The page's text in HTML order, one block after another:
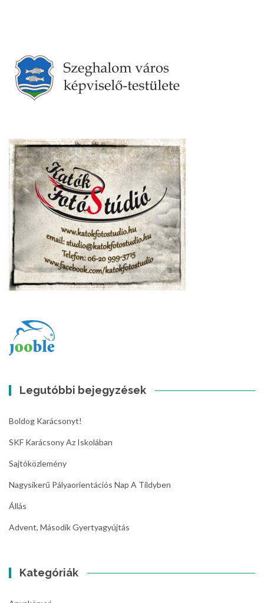
Legutóbbi bejegyzések
Boldog Karácsonyt!
SKF Karácsony Az Iskolában
Sajtóközlemény
Nagysikerű Pályaorientációs Nap A Tildyben
Állás
Advent, Második Gyertyagyújtás
Kategóriák